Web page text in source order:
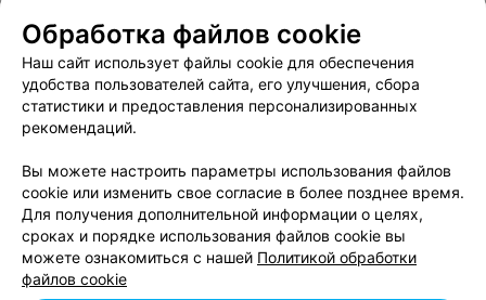
Вакансии
Публичный договор
Способы оплаты
Публичный договор по использованию сервиса
«Афиша»
Пользовательское соглашение
Связаться по вопросам сотрудничества
Написать руководителю relax.by
Персональные настройки cookie
Обработка персональных данных
Обработка файлов cookie
Наш сайт использует файлы cookie для обеспечения
удобства пользователей сайта, его улучшения, сбора
статистики и предоставления персонализированных
рекомендаций.
Вы можете настроить параметры использования файлов
cookie или изменить свое согласие в более позднее время.
Для получения дополнительной информации о целях,
сроках и порядке использования файлов cookie вы
можете ознакомиться с нашей Политикой обработки
файлов cookie